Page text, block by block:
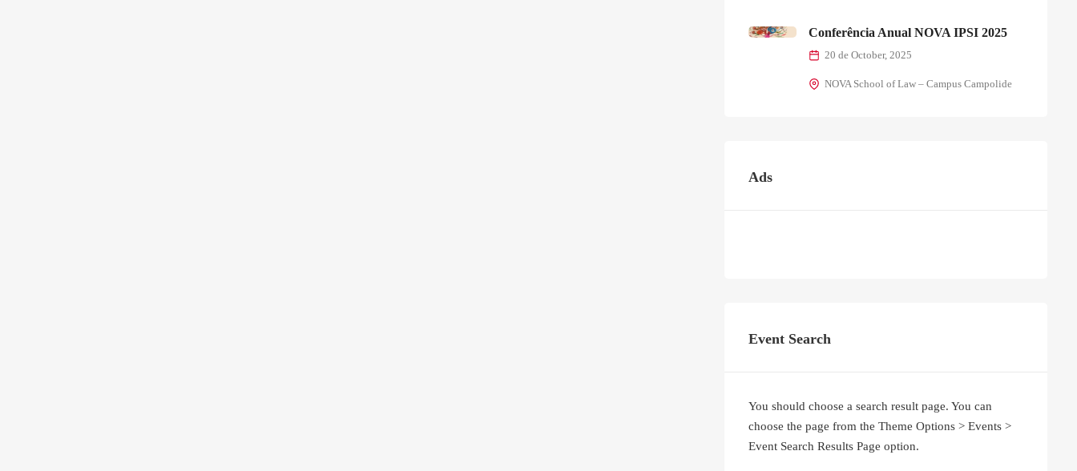
Conferência Anual NOVA IPSI 2025
20 de October, 2025
NOVA School of Law – Campus Campolide
Ads
Event Search
You should choose a search result page. You can
choose the page from the Theme Options > Events >
Event Search Results Page option.